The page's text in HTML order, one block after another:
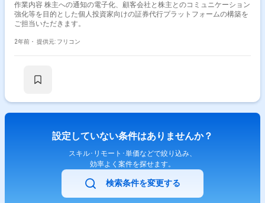
作業内容 株主への通知の電子化、顧客会社と株主とのコミュニケーション
強化等を目的とした個人投資家向けの証券代行プラットフォームの構築を
ご担当いただきます。
2年前・ 提供元: フリコン
設定していない条件はありませんか？
スキル･リモート･単価などで絞り込み、
効率よく案件を探せます。
検索条件を変更する